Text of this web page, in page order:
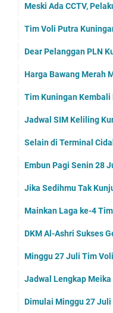
Meski Ada CCTV,
Tim Voli Putra
Dear Pelanggan PLN
Harga Bawang Merah
Tim Kuningan Kembali
Jadwal SIM Keliling
Selain di Terminal
Embun Pagi Senin 28
Jika Sedihmu Tak
Mainkan Laga ke-4
DKM Al-Ashri Sukses
Minggu 27 Juli Tim
Jadwal Lengkap
Dimulai Minggu 27 Juli